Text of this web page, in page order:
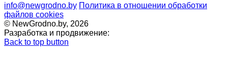
info@newgrodno.by Политика в отношении обработки
файлов cookies
© NewGrodno.by, 2026
Разработка и продвижение:
Back to top button